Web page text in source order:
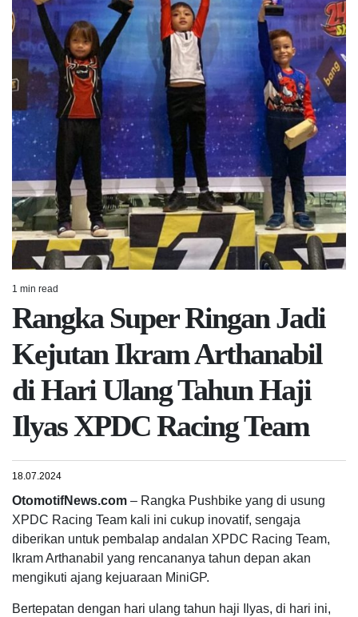
Estimated
read
time
1 min read
Rangka Super Ringan Jadi
Kejutan Ikram Arthanabil
di Hari Ulang Tahun Haji
Ilyas XPDC Racing Team
18.07.2024
OtomotifNews.com – Rangka Pushbike yang di usung
XPDC Racing Team kali ini cukup inovatif, sengaja
diberikan untuk pembalap andalan XPDC Racing Team,
Ikram Arthanabil yang rencananya tahun depan akan
mengikuti ajang kejuaraan MiniGP.
Bertepatan dengan hari ulang tahun haji Ilyas, di hari ini,